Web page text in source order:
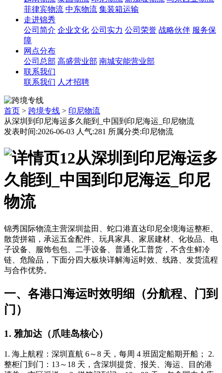
菲律宾物流 中东物流 集装箱运输
走进锦秀
公司简介 企业文化 公司实力 公司荣誉 战略伙伴 服务保
障
网点分布
公司总部 高盛营业部 南城安能营业部
联系我们
联系我们 人才招聘
首页 > 跨境专线 > 印尼物流
从深圳到印尼海运多久能到_中国到印尼海运_印尼物流
发表时间:2026-06-03 人气:281 所属分类:印尼物流
从深圳到印尼海运多
久能到_中国到印尼海运_印尼
物流
锦秀国际物流主营深圳盐田、蛇口港直达印尼全境海运整柜、
散货拼箱，承运五金配件、玩具家具、家居建材、化妆品、电
子设备、服饰包包、二手设备、普通化工普货，不含生鲜冷
链、危险品，下面分四大板块详解海运时效、线路、发货流程
与合作优势。
一、各港口海运时效明细（分航程、门到
门）
1. 雅加达（爪哇岛核心）
1. 海上航程：深圳直航 6～8 天，每周 4 班固定船期开船； 2.
整柜门到门：13～18 天，含深圳提货、报关、海运、目的港